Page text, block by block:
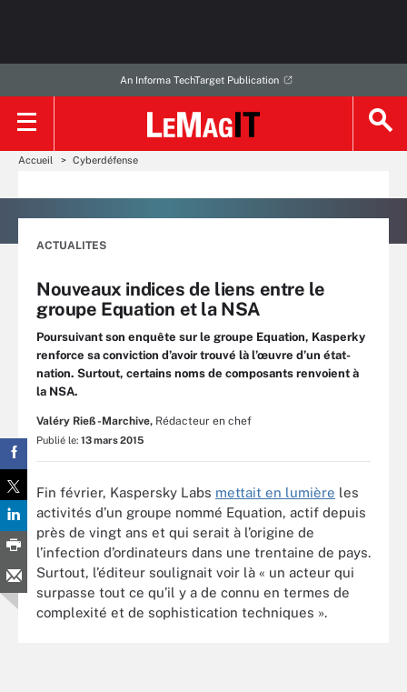
An Informa TechTarget Publication
Accueil Cyberdéfense
ACTUALITES
Nouveaux indices de liens entre le
groupe Equation et la NSA
Poursuivant son enquête sur le groupe Equation, Kasperky
renforce sa conviction d’avoir trouvé là l’œuvre d’un état-
nation. Surtout, certains noms de composants renvoient à
la NSA.
Valéry Rieß-Marchive, Rédacteur en chef
Publié le: 13 mars 2015
Fin février, Kaspersky Labs mettait en lumière les
activités d’un groupe nommé Equation, actif depuis
près de vingt ans et qui serait à l’origine de
l’infection d’ordinateurs dans une trentaine de pays.
Surtout, l’éditeur soulignait voir là « un acteur qui
surpasse tout ce qu’il y a de connu en termes de
complexité et de sophistication techniques ».